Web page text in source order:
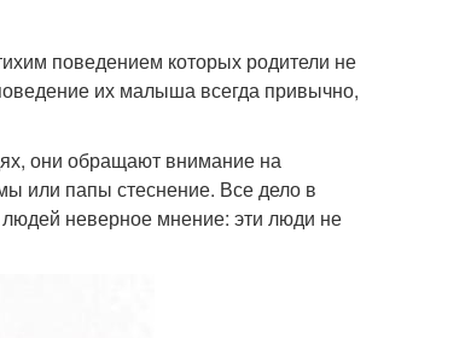
поведением которых родители не
их малыша всегда привычно,
они обращают внимание на
или папы стеснение. Все дело в
людей неверное мнение: эти люди не